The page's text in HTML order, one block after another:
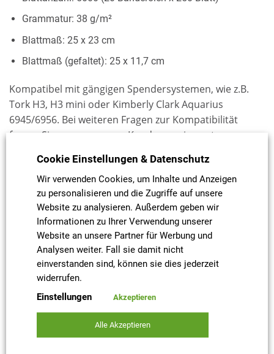
Grammatur: 38 g/m²
Blattmaß: 25 x 23 cm
Blattmaß (gefaltet): 25 x 11,7 cm
Kompatibel mit gängigen Spendersystemen, wie z.B.
Tork H3, H3 mini oder Kimberly Clark Aquarius
6945/6956. Bei weiteren Fragen zur Kompatibilität
fragen Sie gerne unseren Kundenservice unter
Cookie Einstellungen & Datenschutz
Wir verwenden Cookies, um Inhalte und Anzeigen
zu personalisieren und die Zugriffe auf unsere
Website zu analysieren. Außerdem geben wir
Informationen zu Ihrer Verwendung unserer
Website an unsere Partner für Werbung und
Analysen weiter. Fall sie damit nicht
einverstanden sind, können sie dies jederzeit
widerrufen.
Einstellungen
Akzeptieren
Alle Akzeptieren